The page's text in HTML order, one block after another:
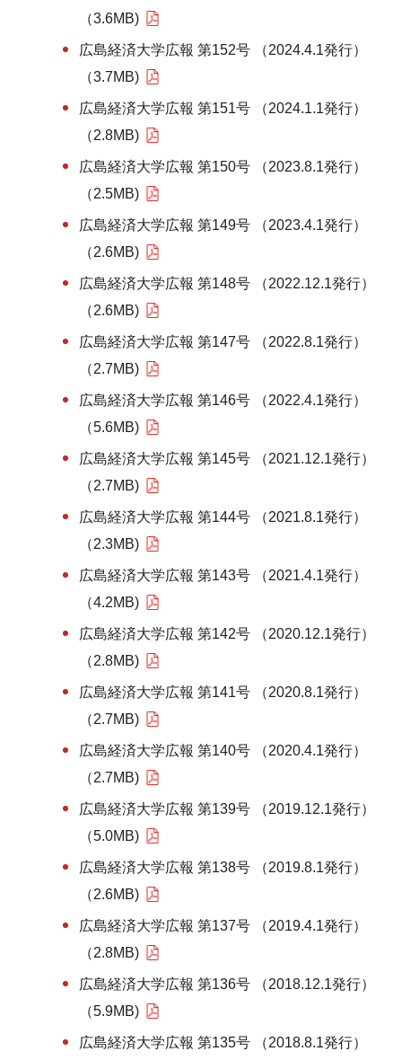
（3.6MB)
広島経済大学広報 第152号 （2024.4.1発行）
（3.7MB)
広島経済大学広報 第151号 （2024.1.1発行）
（2.8MB)
広島経済大学広報 第150号 （2023.8.1発行）
（2.5MB)
広島経済大学広報 第149号 （2023.4.1発行）
（2.6MB)
広島経済大学広報 第148号 （2022.12.1発行）
（2.6MB)
広島経済大学広報 第147号 （2022.8.1発行）
（2.7MB)
広島経済大学広報 第146号 （2022.4.1発行）
（5.6MB)
広島経済大学広報 第145号 （2021.12.1発行）
（2.7MB)
広島経済大学広報 第144号 （2021.8.1発行）
（2.3MB)
広島経済大学広報 第143号 （2021.4.1発行）
（4.2MB)
広島経済大学広報 第142号 （2020.12.1発行）
（2.8MB)
広島経済大学広報 第141号 （2020.8.1発行）
（2.7MB)
広島経済大学広報 第140号 （2020.4.1発行）
（2.7MB)
広島経済大学広報 第139号 （2019.12.1発行）
（5.0MB)
広島経済大学広報 第138号 （2019.8.1発行）
（2.6MB)
広島経済大学広報 第137号 （2019.4.1発行）
（2.8MB)
広島経済大学広報 第136号 （2018.12.1発行）
（5.9MB)
広島経済大学広報 第135号 （2018.8.1発行）